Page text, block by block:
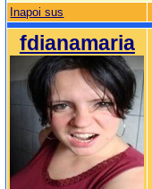
Inapoi sus
fdianamaria